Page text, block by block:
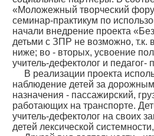
«Моложежный творческий
семинар-практикум по
начали внедрение проекта
детьми с ЗПР не возможно, т.к.
ниже; во - вторых, усвоение
учитель-дефектолог и педагог-
В реализации проекта
наблюдение детей за
назначения - пассажирский,
работающих на транспорте.
учитель-дефектолог на своих
детей лексической